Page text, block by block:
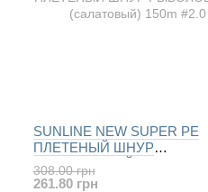
SUNLINE NEW SUPER PE
ПЛЕТЕНЫЙ ШНУР
РЫБОЛОВНЫЙ (салатовый)
150m
308.00 грн
261.80 грн